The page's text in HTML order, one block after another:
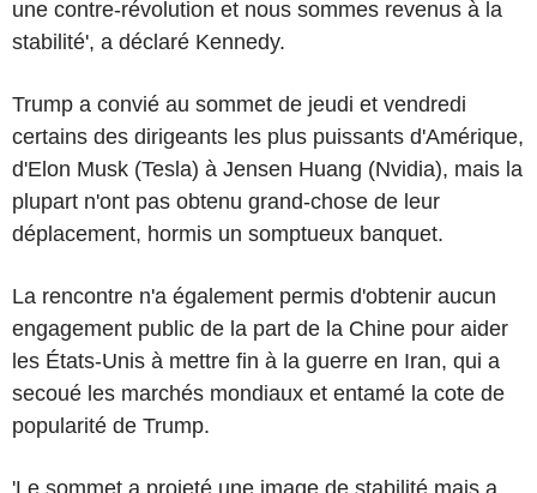
une contre-révolution et nous sommes revenus à la
stabilité', a déclaré Kennedy.
Trump a convié au sommet de jeudi et vendredi
certains des dirigeants les plus puissants d'Amérique,
d'Elon Musk (Tesla) à Jensen Huang (Nvidia), mais la
plupart n'ont pas obtenu grand-chose de leur
déplacement, hormis un somptueux banquet.
La rencontre n'a également permis d'obtenir aucun
engagement public de la part de la Chine pour aider
les États-Unis à mettre fin à la guerre en Iran, qui a
secoué les marchés mondiaux et entamé la cote de
popularité de Trump.
'Le sommet a projeté une image de stabilité mais a